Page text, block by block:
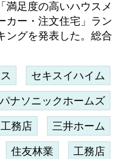
「満足度の高いハウスメ
カー・注文住宅」ラン
ングを発表した。総合
セキスイハイム
パナソニックホームズ
務店 三井ホーム
住友林業 工務店